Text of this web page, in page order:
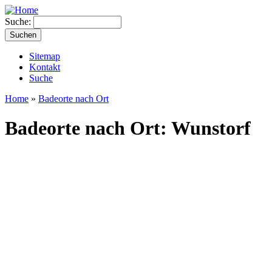
Suche:
Sitemap
Kontakt
Suche
Home » Badeorte nach Ort
Badeorte nach Ort: Wunstorf